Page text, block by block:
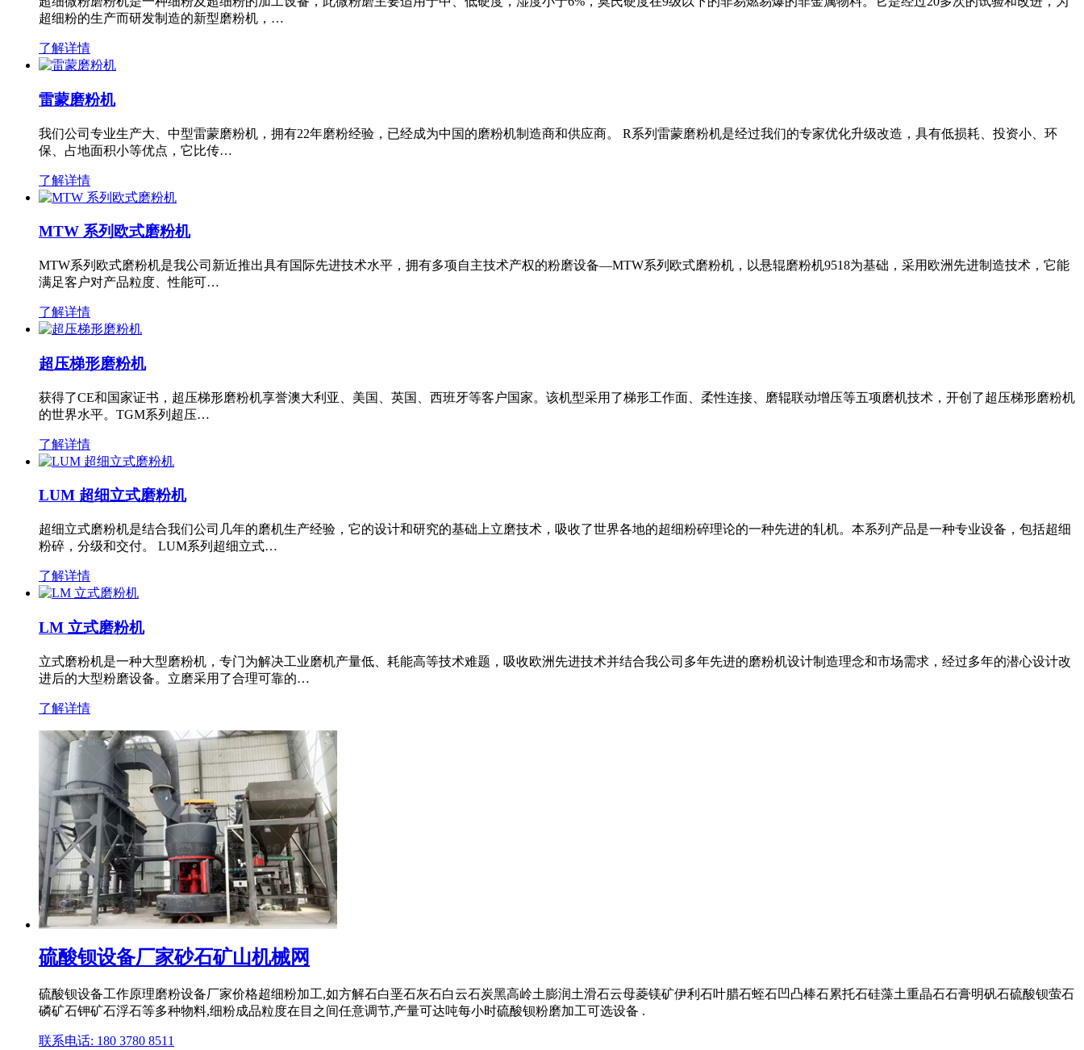
超细粉的生产而研发制造的新型磨粉机，…
了解详情
雷蒙磨粉机
我们公司专业生产大、中型雷蒙磨粉机，拥有22年磨粉经验，已经成为中国的磨粉机制造商和供应商。 R系列雷蒙磨粉机是经过我们的专家优化升级改造，具有低损耗、投资小、环
保、占地面积小等优点，它比传…
了解详情
MTW 系列欧式磨粉机
MTW系列欧式磨粉机是我公司新近推出具有国际先进技术水平，拥有多项自主技术产权的粉磨设备—MTW系列欧式磨粉机，以悬辊磨粉机9518为基础，采用欧洲先进制造技术，它能
满足客户对产品粒度、性能可…
了解详情
超压梯形磨粉机
获得了CE和国家证书，超压梯形磨粉机享誉澳大利亚、美国、英国、西班牙等客户国家。该机型采用了梯形工作面、柔性连接、磨辊联动增压等五项磨机技术，开创了超压梯形磨粉机
的世界水平。TGM系列超压…
了解详情
LUM 超细立式磨粉机
超细立式磨粉机是结合我们公司几年的磨机生产经验，它的设计和研究的基础上立磨技术，吸收了世界各地的超细粉碎理论的一种先进的轧机。本系列产品是一种专业设备，包括超细
粉碎，分级和交付。 LUM系列超细立式…
了解详情
LM 立式磨粉机
立式磨粉机是一种大型磨粉机，专门为解决工业磨机产量低、耗能高等技术难题，吸收欧洲先进技术并结合我公司多年先进的磨粉机设计制造理念和市场需求，经过多年的潜心设计改
进后的大型粉磨设备。立磨采用了合理可靠的…
了解详情
硫酸钡设备厂家砂石矿山机械网
硫酸钡设备工作原理磨粉设备厂家价格超细粉加工,如方解石白垩石灰石白云石炭黑高岭土膨润土滑石云母菱镁矿伊利石叶腊石蛭石凹凸棒石累托石硅藻土重晶石石膏明矾石硫酸钡萤石
磷矿石钾矿石浮石等多种物料,细粉成品粒度在目之间任意调节,产量可达吨每小时硫酸钡粉磨加工可选设备 .
联系电话: 180 3780 8511